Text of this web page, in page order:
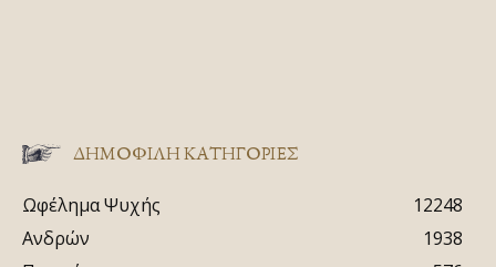
ΔΗΜΟΦΙΛΗ ΚΑΤΗΓΟΡΙΕΣ
Ωφέλημα Ψυχής
12248
Ανδρών
1938